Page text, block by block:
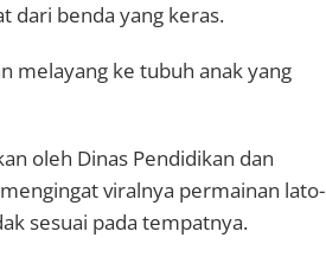
dari benda yang keras.
melayang ke tubuh anak yang
oleh Dinas Pendidikan dan
viralnya permainan lato-
sesuai pada tempatnya.